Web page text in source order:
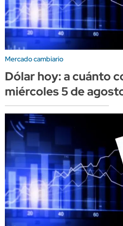
Mercado cambiario
Dólar hoy: a cuánto
miércoles 5 de